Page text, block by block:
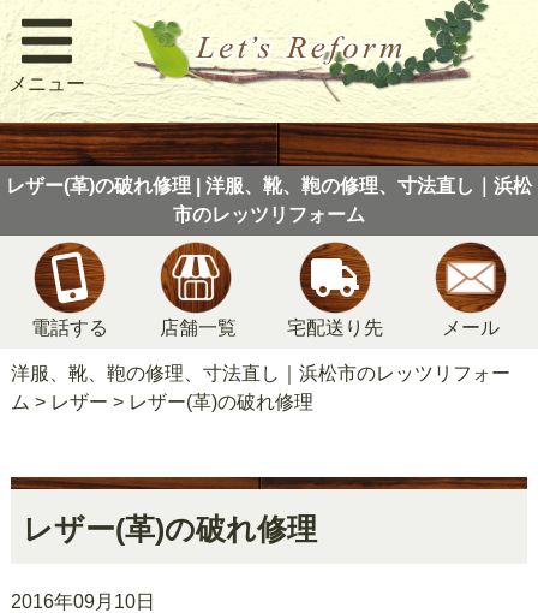
メニュー
レザー(革)の破れ修理 | 洋服、靴、鞄の修理、寸法直し｜浜松
市のレッツリフォーム
電話する 店舗一覧 宅配送り先 メール
洋服、靴、鞄の修理、寸法直し｜浜松市のレッツリフォー
ム > レザー > レザー(革)の破れ修理
レザー(革)の破れ修理
2016年09月10日